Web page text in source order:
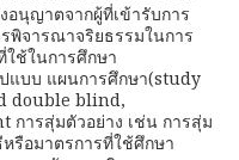
อนุญาตจากผู้ที่เข้ารับการ
พิจารณาจริยธรรมในการ
ช้ในการศึกษา
แบบ แผนการศึกษา(study
double blind,
ารสุ่มตัวอย่าง เช่น การสุ่ม
รือมาตรการที่ใช้ศึกษา